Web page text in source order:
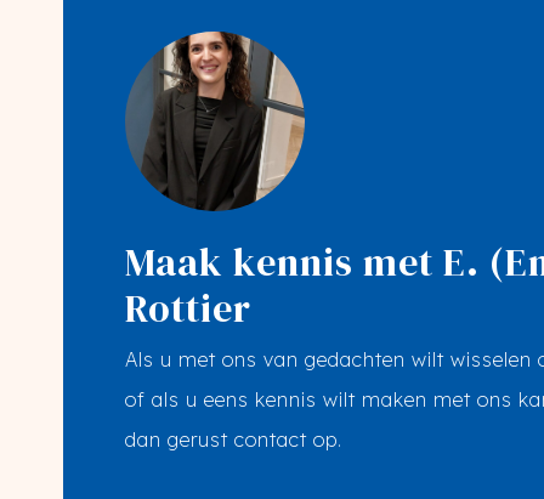
Maak kennis met E.
Rottier
Als u met ons van gedachten wilt wisselen
of als u eens kennis wilt maken met ons
dan gerust contact op.